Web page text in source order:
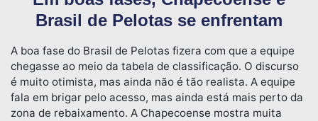
Brasil de Pelotas se enfrentam
A boa fase do Brasil de Pelotas fizera com que a equipe
chegasse ao meio da tabela de classificação. O discurso
é muito otimista, mas ainda não é tão realista. A equipe
fala em brigar pelo acesso, mas ainda está mais perto da
zona de rebaixamento. A Chapecoense mostra muita